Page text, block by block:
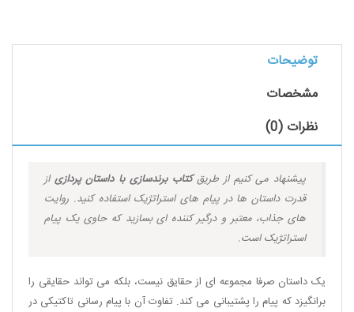
توضیحات
مشخصات
نظرات (0)
پیشنهاد می کنیم از طریقکتاب برندسازی با داستان پردازیاز
قدرت داستان ها در پیام های استراتژیک استفاده کنید. روایت
های جذاب، معتبر و درگیر کننده ای بسازید که حاوی یک پیام
استراتژیک است.
یک داستان صرفا مجموعه ای از حقایق نیست، بلکه می تواند حقایقی را
برانگیزد که پیام را پشتیبانی می کند. تفاوت آن با پیام رسانی تاکتیکی در